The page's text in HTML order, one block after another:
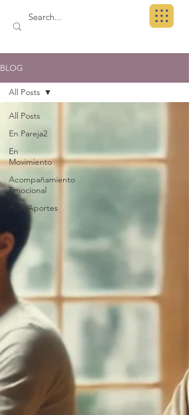
BLOG
All Posts
En Pareja2
En
Movimiento
Acompañamiento
Emocional
PsicoAportes
All Posts